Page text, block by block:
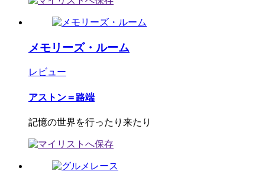
メモリーズ・ルーム
レビュー
アストン＝路端
記憶の世界を行ったり来たり